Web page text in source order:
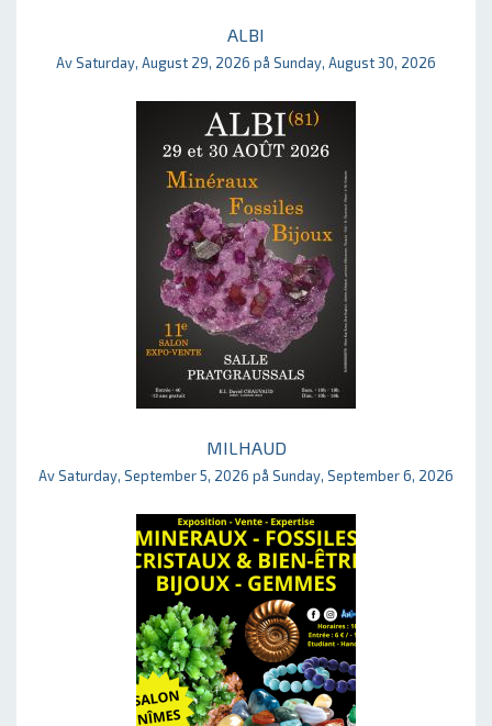
ALBI
Av Saturday, August 29, 2026 på Sunday, August 30, 2026
MILHAUD
Av Saturday, September 5, 2026 på Sunday, September 6, 2026